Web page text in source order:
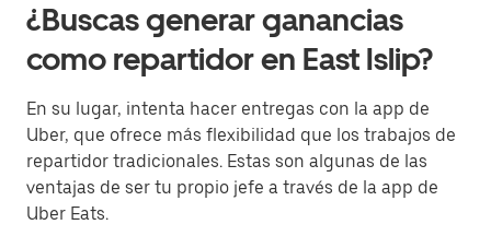
¿Buscas generar ganancias
como repartidor en East Islip?
En su lugar, intenta hacer entregas con la app de
Uber, que ofrece más flexibilidad que los trabajos de
repartidor tradicionales. Estas son algunas de las
ventajas de ser tu propio jefe a través de la app de
Uber Eats.